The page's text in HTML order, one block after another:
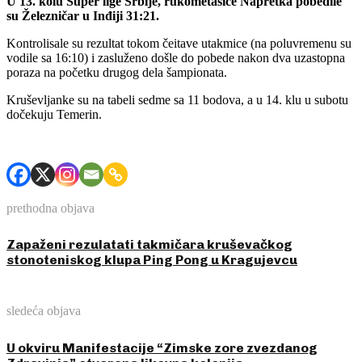
su Železničar u Inđiji 31:21.
Kontrolisale su rezultat tokom čeitave utakmice (na poluvremenu su
vodile sa 16:10) i zasluženo došle do pobede nakon dva uzastopna
poraza na početku drugog dela šampionata.
Kruševljanke su na tabeli sedme sa 11 bodova, a u 14. klu u subotu
dočekuju Temerin.
prethodna objava
Zapaženi rezulatati takmičara kruševačkog
stonoteniskog klupa Ping Pong u Kragujevcu
sledeća objava
U okviru Manifestacije “Zimske zore zvezdanog